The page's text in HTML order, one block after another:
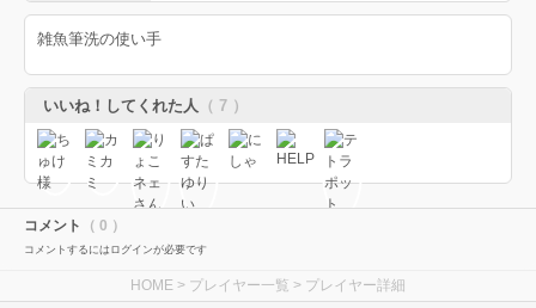
雑魚筆洗の使い手
いいね！してくれた人 （ 7 ）
コメント （ 0 ）
コメントするにはログインが必要です
HOME > プレイヤー一覧 > プレイヤー詳細